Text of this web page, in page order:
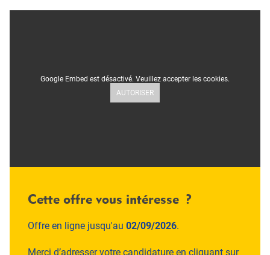
Google Embed est désactivé. Veuillez accepter les cookies.
AUTORISER
Cette offre vous intéresse ?
Offre en ligne jusqu'au 02/09/2026.
Merci d’adresser votre candidature en cliquant sur